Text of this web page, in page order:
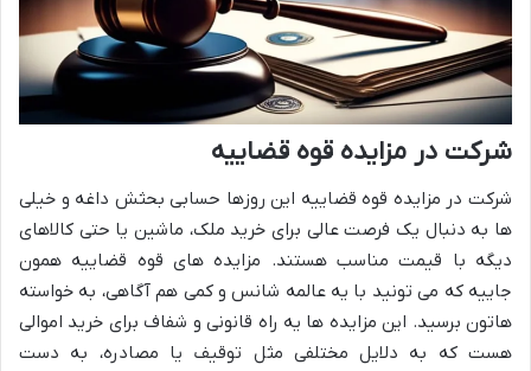
شرکت در مزایده قوه قضاییه
شرکت در مزایده قوه قضاییه این روزها حسابی بحثش داغه و خیلی
ها به دنبال یک فرصت عالی برای خرید ملک، ماشین یا حتی کالاهای
دیگه با قیمت مناسب هستند. مزایده های قوه قضاییه همون
جاییه که می تونید با یه عالمه شانس و کمی هم آگاهی، به خواسته
هاتون برسید. این مزایده ها یه راه قانونی و شفاف برای خرید اموالی
هست که به دلایل مختلفی مثل توقیف یا مصادره، به دست